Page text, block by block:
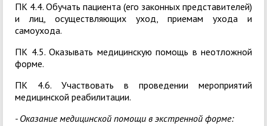
ПК 4.4. Обучать пациента (его законных представителей)
и лиц, осуществляющих уход, приемам ухода и
самоухода.
ПК 4.5. Оказывать медицинскую помощь в неотложной
форме.
ПК 4.6. Участвовать в проведении мероприятий
медицинской реабилитации.
- Оказание медицинской помощи в экстренной форме: